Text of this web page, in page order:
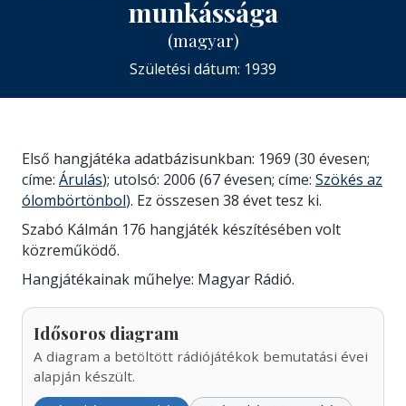
munkássága
(magyar)
Születési dátum: 1939
Első hangjátéka adatbázisunkban: 1969 (30 évesen;
címe: Árulás); utolsó: 2006 (67 évesen; címe: Szökés az
ólombörtönbol). Ez összesen 38 évet tesz ki.
Szabó Kálmán 176 hangjáték készítésében volt
közreműködő.
Hangjátékainak műhelye: Magyar Rádió.
Idősoros diagram
A diagram a betöltött rádiójátékok bemutatási évei
alapján készült.